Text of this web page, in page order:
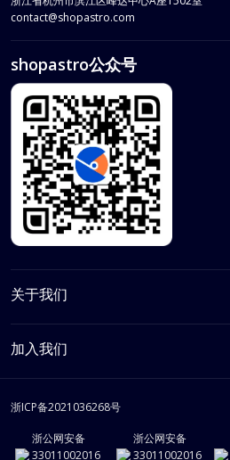
contact@shopastro.com
shopastro公众号
关于我们
渠道合作
加入我们
用户协议
浙ICP备2021036268号
浙公网安备
33011002016
浙公网安备
33011002016